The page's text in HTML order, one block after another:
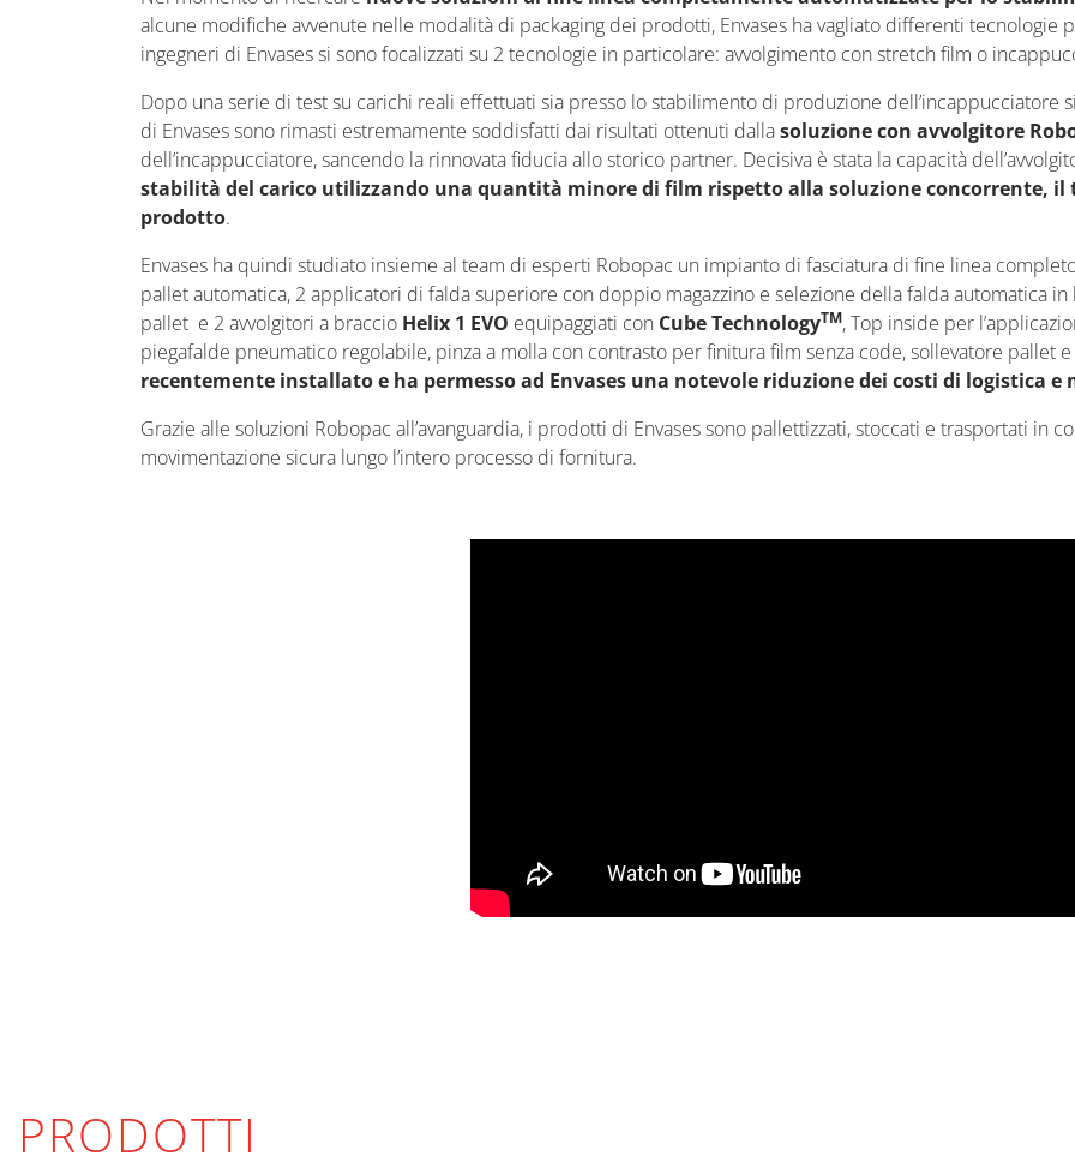
alcune modifiche avvenute nelle modalità di packaging dei prodotti, Envases ha vagliato differenti tecnologie
ingegneri di Envases si sono focalizzati su 2 tecnologie in particolare: avvolgimento con stretch film o
Dopo una serie di test su carichi reali effettuati sia presso lo stabilimento di produzione dell’incappucciatore
di Envases sono rimasti estremamente soddisfatti dai risultati ottenuti dallasoluzione con avvolgitore
dell’incappucciatore, sancendo la rinnovata fiducia allo storico partner. Decisiva è stata la capacità
stabilità del carico utilizzando una quantità minore di film rispetto alla soluzione concorrente, il
prodotto.
Envases ha quindi studiato insieme al team di esperti Robopac un impianto di fasciatura di fine linea
pallet automatica, 2 applicatori di falda superiore con doppio magazzino e selezione della falda automatica
pallet e 2 avvolgitori a braccio Helix 1 EVO equipaggiati con Cube TechnologyTM, Top inside per
piegafalde pneumatico regolabile, pinza a molla con contrasto per finitura film senza code, sollevatore pallet e
recentemente installato e ha permesso ad Envases una notevole riduzione dei costi di logistica
Grazie alle soluzioni Robopac all’avanguardia, i prodotti di Envases sono pallettizzati, stoccati e trasportati in
movimentazione sicura lungo l’intero processo di fornitura.
PRODOTTI